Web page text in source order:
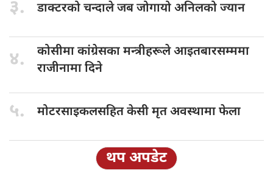
३. डाक्टरको चन्दालेजब जोगायो अनिलको ज्यान
४. कोसीमा कांग्रेसकामन्त्रीहरूले आइतबारसम्ममा
राजीनामा दिने
५. मोटरसाइकलसहित केसीमृत अवस्थामा फेला
थप अपडेट